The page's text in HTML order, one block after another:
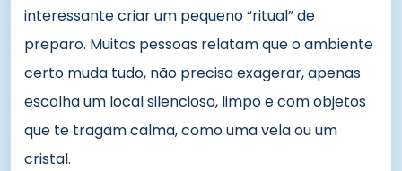
interessante criar um pequeno “ritual” de
preparo. Muitas pessoas relatam que o ambiente
certo muda tudo, não precisa exagerar, apenas
escolha um local silencioso, limpo e com objetos
que te tragam calma, como uma vela ou um
cristal.